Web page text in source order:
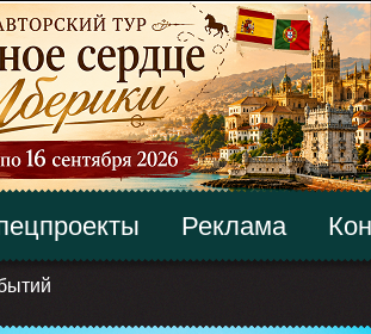
Реклама